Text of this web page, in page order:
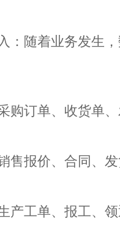
随着业务发生，
订单、收货单
报价、合同、
工单、报工、